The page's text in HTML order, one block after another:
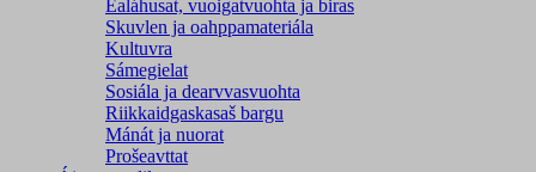
Ealáhusat, vuoigatvuohta ja biras
Skuvlen ja oahppamateriála
Kultuvra
Sámegielat
Sosiála ja dearvvasvuohta
Riikkaidgaskasaš bargu
Mánát ja nuorat
Prošeavttat